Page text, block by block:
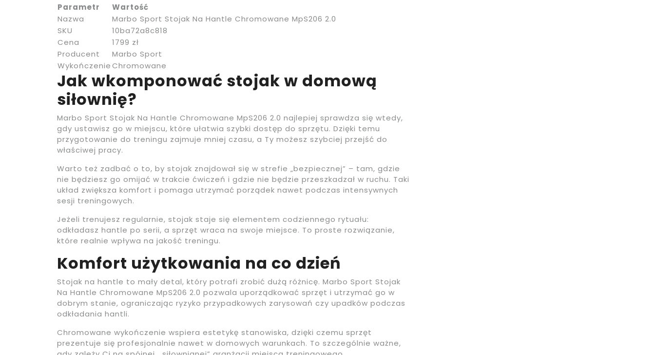
Parametr
Wartość
Nazwa
Marbo Sport Stojak Na Hantle Chromowane MpS206 2.0
SKU
10ba72a8c818
Cena
1799 zł
Producent
Marbo Sport
WykończenieChromowane
Jak wkomponować stojak w domową
siłownię?
Marbo Sport Stojak Na Hantle Chromowane MpS206 2.0 najlepiej sprawdza się wtedy,
gdy ustawisz go w miejscu, które ułatwia szybki dostęp do sprzętu. Dzięki temu
przygotowanie do treningu zajmuje mniej czasu, a Ty możesz szybciej przejść do
właściwej pracy.
Warto też zadbać o to, by stojak znajdował się w strefie „bezpiecznej” – tam, gdzie
nie będziesz go omijać w trakcie ćwiczeń i gdzie nie będzie przeszkadzał w ruchu. Taki
układ zwiększa komfort i pomaga utrzymać porządek nawet podczas intensywnych
sesji treningowych.
Jeżeli trenujesz regularnie, stojak staje się elementem codziennego rytuału:
odkładasz hantle po serii, a sprzęt wraca na swoje miejsce. To proste rozwiązanie,
które realnie wpływa na jakość treningu.
Komfort użytkowania na co dzień
Stojak na hantle to mały detal, który potrafi zrobić dużą różnicę. Marbo Sport Stojak
Na Hantle Chromowane MpS206 2.0 pozwala uporządkować sprzęt i utrzymać go w
dobrym stanie, ograniczając ryzyko przypadkowych zarysowań czy upadków podczas
odkładania hantli.
Chromowane wykończenie wspiera estetykę stanowiska, dzięki czemu sprzęt
prezentuje się profesjonalnie nawet w domowych warunkach. To szczególnie ważne,